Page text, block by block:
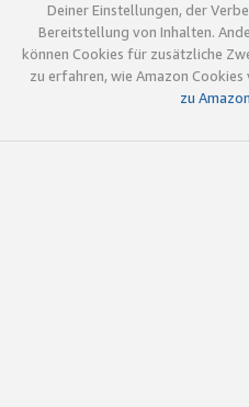
Deiner Einstellungen, der
Bereitstellung von Inhalten.
können Cookies für zusätzliche
zu erfahren, wie Amazon
zu